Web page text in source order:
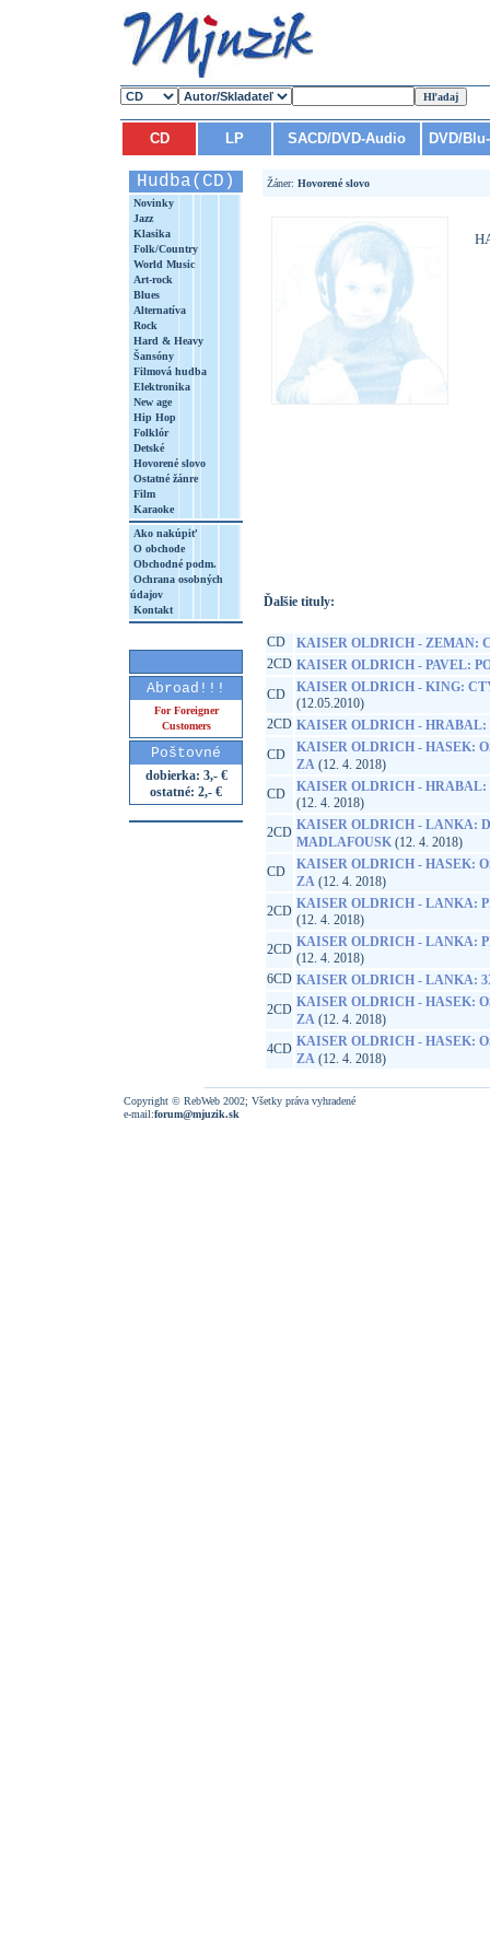
CD LP SACD/DVD-Audio DVD/
Hudba(CD)
Novinky
Jazz
Klasika
Folk/Country
World Music
Art-rock
Blues
Alternatíva
Rock
Hard & Heavy
Šansóny
Filmová hudba
Elektronika
New age
Hip Hop
Folklór
Detské
Hovorené slovo
Ostatné žánre
Film
Karaoke
Ako nakúpiť
O obchode
Obchodné podm.
Ochrana osobných
údajov
Kontakt
Abroad!!!
For Foreigner
Customers
Poštovné
dobierka: 3,- €
ostatné: 2,- €
Žáner: Hovorené slovo
Ďalšie tituly:
CD
KAISER OLDRICH - ZEMAN:
2CD KAISER OLDRICH - PAVEL:
CD
KAISER OLDRICH - KING:
(12.05.2010)
2CD KAISER OLDRICH -
CD
KAISER OLDRICH - HASEK:
ZA (12. 4. 2018)
CD
KAISER OLDRICH - HRABAL:
(12. 4. 2018)
2CD KAISER OLDRICH - LANKA:
MADLAFOUSK (12. 4. 2018)
CD
KAISER OLDRICH - HASEK:
ZA (12. 4. 2018)
2CD KAISER OLDRICH - LANKA:
(12. 4. 2018)
2CD KAISER OLDRICH - LANKA:
(12. 4. 2018)
6CD KAISER OLDRICH - LANKA:
2CD KAISER OLDRICH - HASEK:
ZA (12. 4. 2018)
4CD KAISER OLDRICH - HASEK:
ZA (12. 4. 2018)
Copyright © RebWeb 2002; Všetky práva vyhradené
e-mail:forum@mjuzik.sk